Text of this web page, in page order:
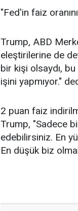
"Fed'in faiz
Trump, ABD
eleştirilerine de
bir kişi olsaydı,
işini yapmıyor."
2 puan faiz
Trump, "Sadece
edebilirsiniz. En
En düşük biz